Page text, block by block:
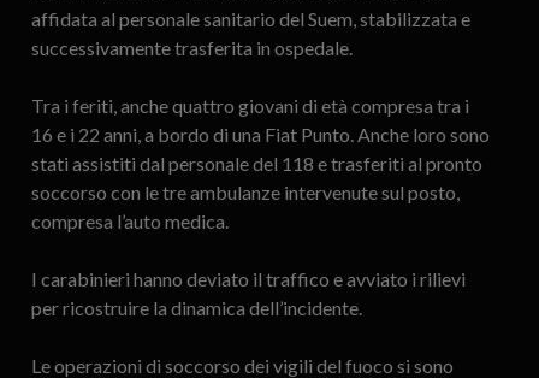
affidata al personale sanitario del Suem, stabilizzata e
successivamente trasferita in ospedale.
Tra i feriti, anche quattro giovani di età compresa tra i
16 e i 22 anni, a bordo di una Fiat Punto. Anche loro sono
stati assistiti dal personale del 118 e trasferiti al pronto
soccorso con le tre ambulanze intervenute sul posto,
compresa l’auto medica.
I carabinieri hanno deviato il traffico e avviato i rilievi
per ricostruire la dinamica dell’incidente.
Le operazioni di soccorso dei vigili del fuoco si sono